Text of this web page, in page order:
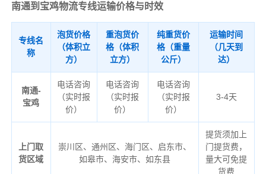
南通到宝鸡物流专线运输价格与时效
专线名
称
泡货价格
（体积立
方）
重泡货价
格（体积
立方）
纯重货价
格（重量
公斤）
运输时间
（几天到
达）
南通-
宝鸡
电话咨询
（实时报
价）
电话咨询
（实时报
价）
电话咨询
（实时报
价）
3-4天
上门取
货区域
崇川区、通州区、海门区、启东市、
如皋市、海安市、如东县
提货须加上
门提货费，
量大可免提
货费